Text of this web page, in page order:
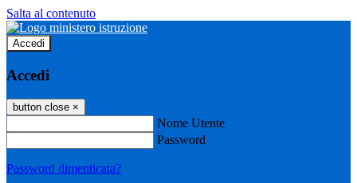
Salta al contenuto
Accedi
Accedi
button close ×
Nome Utente
Password
Password dimenticata?